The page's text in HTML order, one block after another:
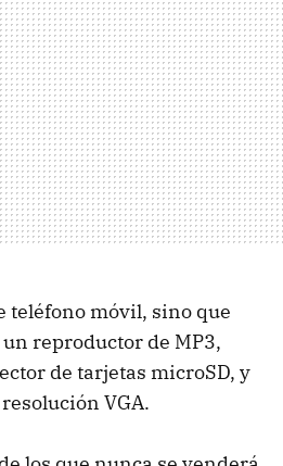
teléfono móvil, sino que
reproductor de MP3,
de tarjetas microSD, y
VGA.